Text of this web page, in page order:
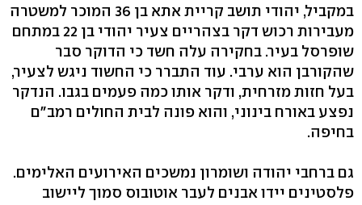
במקביל, יהודי תושב קריית אתא בן 36 המוכר למשטרה
מעבירות רכוש דקר בצהריים צעיר יהודי בן 22 במתחם
שופרסל בעיר. בחקירה עלה חשד כי הדוקר סבר
שהקורבן הוא ערבי. עוד התברר כי החשוד ניגש לצעיר,
בעל חזות מזרחית, ודקר אותו כמה פעמים בגבו. הנדקר
נפצע באורח בינוני, והוא פונה לבית החולים רמב"ם
בחיפה.
גם ברחבי יהודה ושומרון נמשכים האירועים האלימים.
פלסטינים יידו אבנים לעבר אוטובוס סמוך ליישוב